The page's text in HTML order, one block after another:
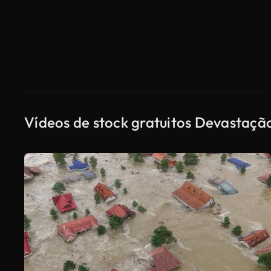
Vídeos de stock gratuitos